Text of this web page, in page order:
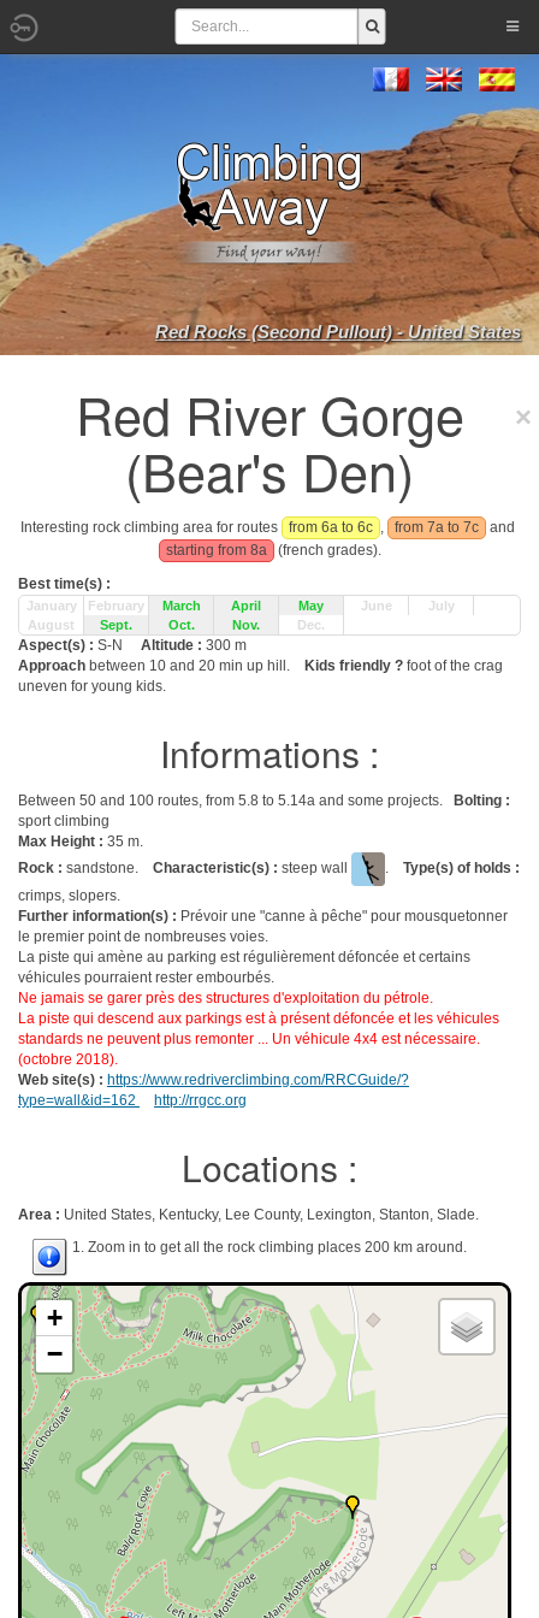
Red Rocks (Second Pullout) - United States
Red River Gorge
(Bear's Den)
Interesting rock climbing area for routes from 6a to 6c , from 7a to 7c
and
starting from 8a
(french grades).
Best time(s) :
January February March April May June
July
August
Sept. Oct. Nov. Dec.
Aspect(s) : S-N Altitude : 300 m
Approach between 10 and 20 min up hill. Kids friendly ? foot of the crag
uneven for young kids.
Informations :
Between 50 and 100 routes, from 5.8 to 5.14a and some projects.
Bolting :
sport climbing
Max Height : 35 m.
Rock : sandstone. Characteristic(s) : steep wall . Type(s) of holds :
crimps, slopers.
Further information(s) : Prévoir une "canne à pêche" pour mousquetonner
le premier point de nombreuses voies.
La piste qui amène au parking est régulièrement défoncée et certains
véhicules pourraient rester embourbés.
Ne jamais se garer près des structures d'exploitation du pétrole.
La piste qui descend aux parkings est à présent défoncée et les véhicules
standards ne peuvent plus remonter ... Un véhicule 4x4 est nécessaire.
(octobre 2018).
Web site(s) : https://www.redriverclimbing.com/RRCGuide/?
type=wall&id=162
http://rrgcc.org
Locations :
Area : United States, Kentucky, Lee County, Lexington, Stanton, Slade.
1. Zoom in to get all the rock climbing places 200 km around.
+
−